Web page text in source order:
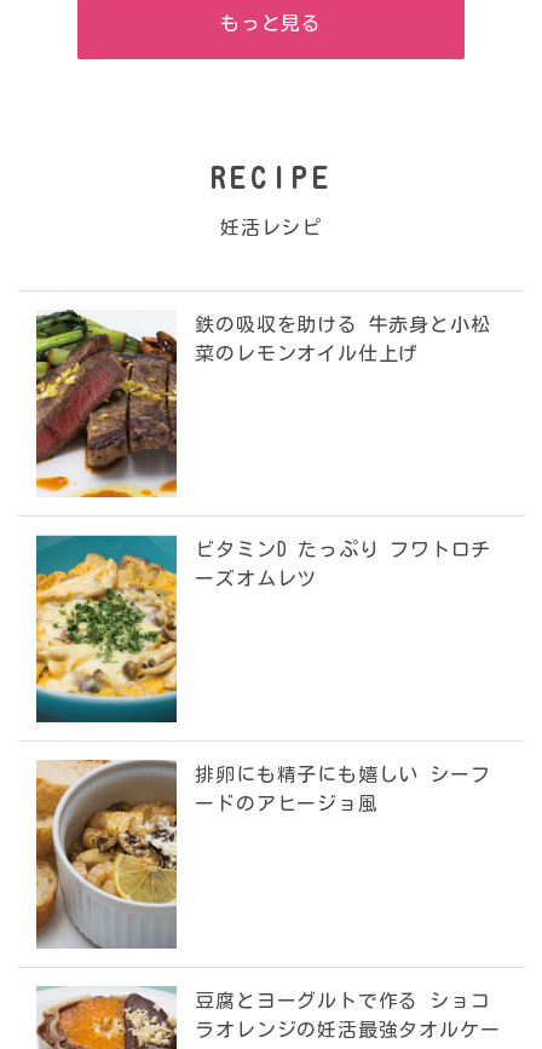
もっと見る
RECIPE
妊活レシピ
鉄の吸収を助ける 牛赤身と小松
菜のレモンオイル仕上げ
ビタミンD たっぷり フワトロチ
ーズオムレツ
排卵にも精子にも嬉しい シーフ
ードのアヒージョ風
豆腐とヨーグルトで作る ショコ
ラオレンジの妊活最強タオルケー